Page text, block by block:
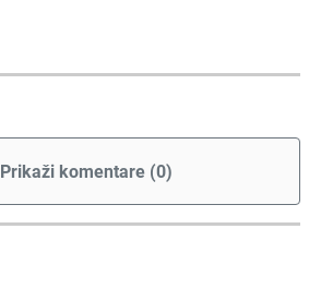
Prikaži komentare (0)